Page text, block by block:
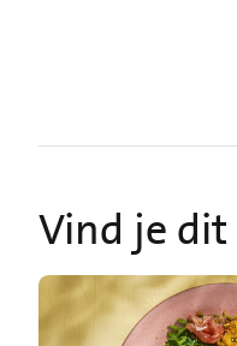
Vind je dit